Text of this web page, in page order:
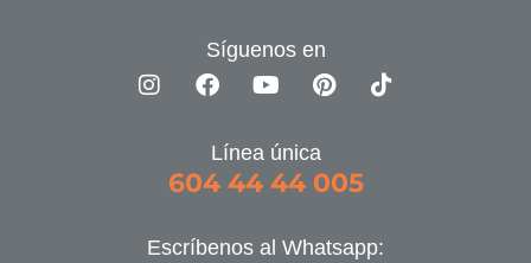
Síguenos en
Línea única
604 44 44 005
Escríbenos al Whatsapp: